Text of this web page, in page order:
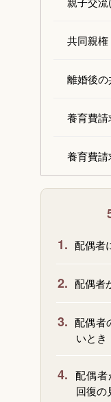
共同親権
離婚後
養育費
養育費請
1. 配偶者
2. 配偶者
3. 配偶者
いとき
4. 配偶者
回復の